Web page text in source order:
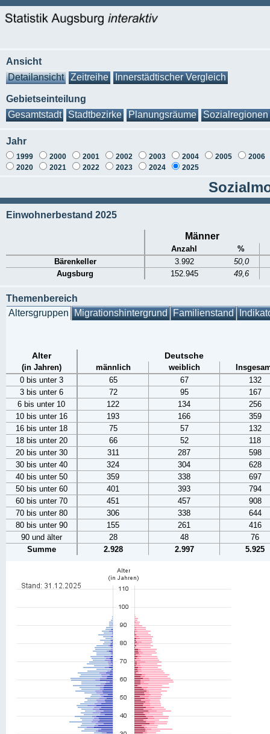
Ansicht
Detailansicht
Zeitreihe Innerstädtischer Vergleich
Gebietseinteilung
Gesamtstadt
Stadtbezirke Planungsräume Sozialregionen
Jahr
1999 2000 2001 2002 2003 2004 2005
2006
2020
2021 2022 2023 2024 2025
Einwohnerbestand 2025
Männer
Anzahl
%
Bärenkeller
3.992
50,0
Augsburg
152.945 49,6
Themenbereich
Altersgruppen Migrationshintergrund Familienstand
Alter Deutsche
(in Jahren) männlich weiblich
0 bis unter 3
65 67
132
3 bis unter 6
72 95
167
6 bis unter 10
122 134
256
10 bis unter 16
193 166
359
16 bis unter 18
75 57
132
18 bis unter 20
66 52
118
20 bis unter 30
311 287
598
30 bis unter 40
324 304
628
40 bis unter 50
359 338
697
50 bis unter 60
401 393
794
60 bis unter 70
451 457
908
70 bis unter 80
306 338
644
80 bis unter 90
155 261
416
90 und älter
28 48
76
Summe
2.928 2.997 5.925